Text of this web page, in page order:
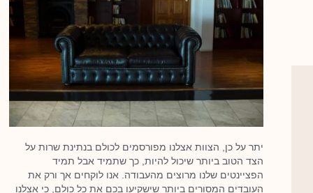
יתר על כן, הצוות אצלנו מפורסמים לכולם בנתינת שרות על
הצד הטוב ביותר שיכול להיות, כך שתמיד אבל תמיד
הפציינטים שלנו מרוצים מהעבודה. אנו לוקחים אך ורק את
העובדים המסורים ביותר שישקיעו בכם את כל כולם, כי אצלנו